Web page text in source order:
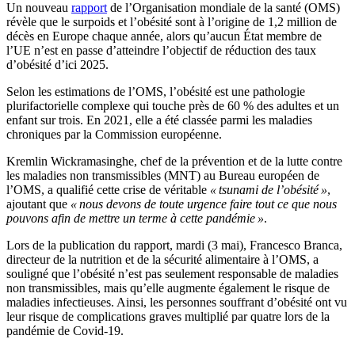
Un nouveau rapport de l’Organisation mondiale de la santé (OMS)
révèle que le surpoids et l’obésité sont à l’origine de 1,2 million de
décès en Europe chaque année, alors qu’aucun État membre de
l’UE n’est en passe d’atteindre l’objectif de réduction des taux
d’obésité d’ici 2025.
Selon les estimations de l’OMS, l’obésité est une pathologie
plurifactorielle complexe qui touche près de 60 % des adultes et un
enfant sur trois. En 2021, elle a été classée parmi les maladies
chroniques par la Commission européenne.
Kremlin Wickramasinghe, chef de la prévention et de la lutte contre
les maladies non transmissibles (MNT) au Bureau européen de
l’OMS, a qualifié cette crise de véritable « tsunami de l’obésité »,
ajoutant que « nous devons de toute urgence faire tout ce que nous
pouvons afin de mettre un terme à cette pandémie ».
Lors de la publication du rapport, mardi (3 mai), Francesco Branca,
directeur de la nutrition et de la sécurité alimentaire à l’OMS, a
souligné que l’obésité n’est pas seulement responsable de maladies
non transmissibles, mais qu’elle augmente également le risque de
maladies infectieuses. Ainsi, les personnes souffrant d’obésité ont vu
leur risque de complications graves multiplié par quatre lors de la
pandémie de Covid-19.